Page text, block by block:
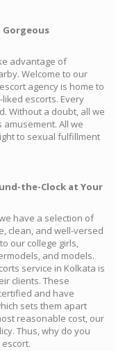
Gorgeous
advantage of
Welcome to our
agency is home to
escorts. Every
Without a doubt, all we
amusement. All we
to sexual fulfillment
the-Clock at Your
have a selection of
clean, and well-versed
our college girls,
and models.
service in Kolkata is
clients. These
and have
sets them apart
reasonable cost, our
Thus, why do you